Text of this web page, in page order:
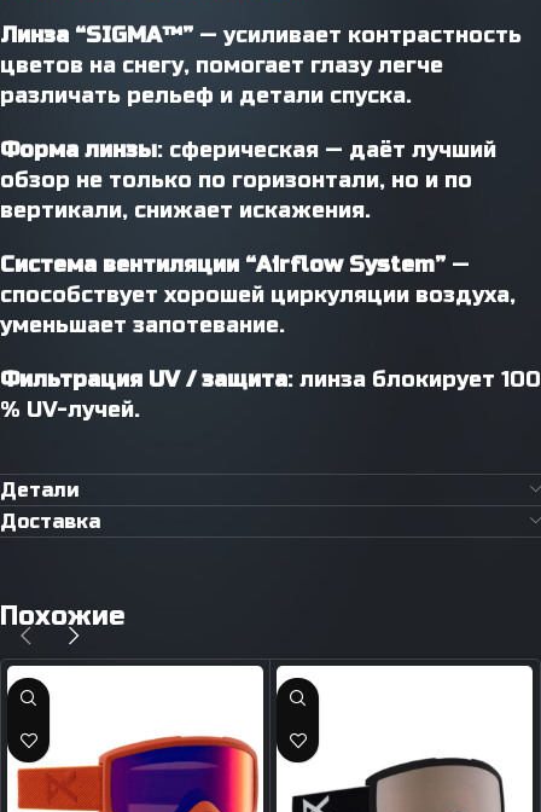
Линза “SIGMA™” — усиливает контрастность
цветов на снегу, помогает глазу легче
различать рельеф и детали спуска.
Форма линзы: сферическая — даёт лучший
обзор не только по горизонтали, но и по
вертикали, снижает искажения.
Система вентиляции “Airflow System” —
способствует хорошей циркуляции воздуха,
уменьшает запотевание.
Фильтрация UV / защита: линза блокирует 100
% UV-лучей.
Детали
Доставка
Похожие